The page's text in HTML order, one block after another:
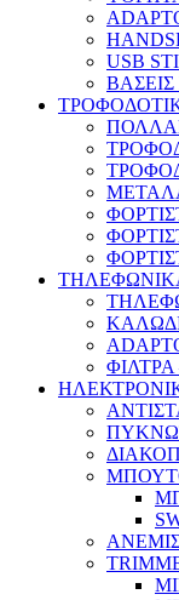
USB
ΦΙΛΤΡΑ